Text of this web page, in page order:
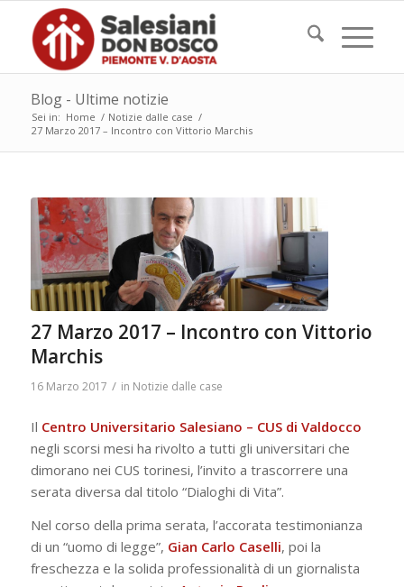
Blog - Ultime notizie
Sei in: Home / Notizie dalle case /
27 Marzo 2017 – Incontro con Vittorio Marchis
27 Marzo 2017 – Incontro con Vittorio
Marchis
16 Marzo 2017 / in Notizie dalle case
​​Il Centro Universitario Salesiano – ​​CUS di Valdocco
negli scorsi mesi ha rivolto a tutti gli universitari che
dimorano ​nei CUS torinesi,​ l’invito a trascorrere una
serata diversa dal titolo “Dialoghi di Vita”​.​
​Nel corso della prima serata, l​’accorata​ testimonianza​​
di ​​un “uomo di legge”, Gian Carlo Caselli, ​poi la
freschezza e la solida professionalità di un giornalista